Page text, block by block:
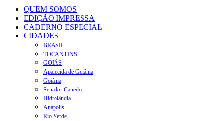
QUEM SOMOS
EDIÇÃO IMPRESSA
CADERNO ESPECIAL
CIDADES
BRASIL
TOCANTINS
GOIÁS
Aparecida de Goiânia
Goiânia
Senador Canedo
Hidrolândia
Anápolis
Rio Verde